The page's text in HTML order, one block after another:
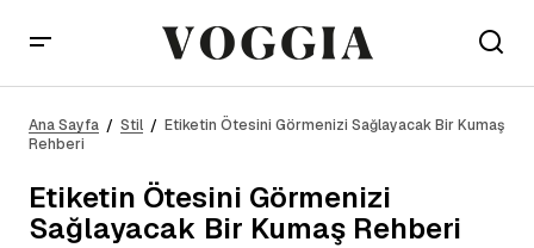
Rehberi
Ana Sayfa Stil
Etiketin Ötesini Görmenizi Sağlayacak Bir Kumaş
Rehberi
Etiketin Ötesini Görmenizi
Sağlayacak Bir Kumaş Rehberi